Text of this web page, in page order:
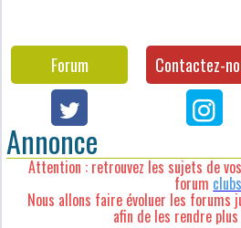
Forum Contactez-
Annonce
Attention : retrouvez les sujets de
forum clubs
Nous allons faire évoluer les forums
afin de les rendre